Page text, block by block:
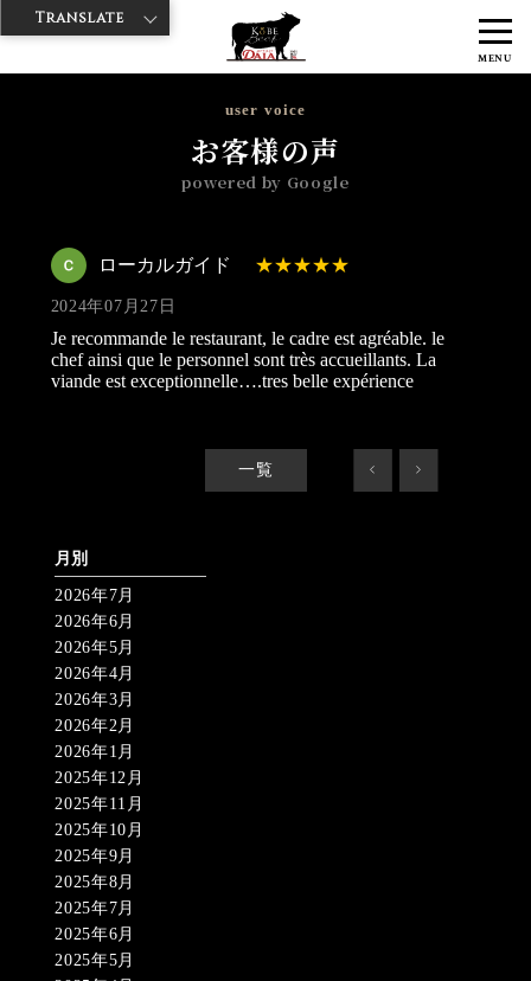
MENU
神戸牛ダイヤ > 神戸牛ダイア 雷門西店
ローカル
user voice
お客様の声
powered by Google
ローカルガイド
2024年07月27日
Je recommande le restaurant, le cadre est agréable. le
chef ainsi que le personnel sont très accueillants. La
viande est exceptionnelle….tres belle expérience
一覧 < >
月別
2026年7月
2026年6月
2026年5月
2026年4月
2026年3月
2026年2月
2026年1月
2025年12月
2025年11月
2025年10月
2025年9月
2025年8月
2025年7月
2025年6月
2025年5月
Translate